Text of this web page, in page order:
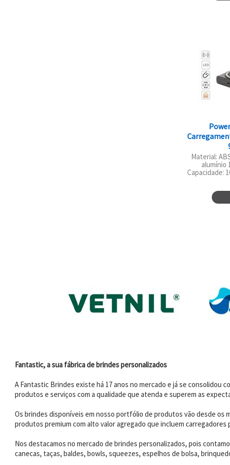
Material:
alumínio
Capacidade:
Fantastic, a sua fábrica de brindes personalizados
A Fantastic Brindes existe há 17 anos no mercado e já se consolidou
produtos e serviços com a qualidade que atenda e superem as
Os brindes disponíveis em nosso portfólio de produtos vão desde os
produtos premium com alto valor agregado que incluem
Nos destacamos no mercado de brindes personalizados, pois
canecas, taças, baldes, bowls, squeezes, espelhos de bolsa,